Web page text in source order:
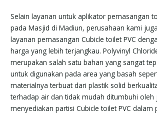
Selain layanan untuk aplikator pemasangan
pada Masjid di Madiun, perusahaan kami
layanan pemasangan Cubicle toilet PVC
harga yang lebih terjangkau. Polyvinyl
merupakan salah satu bahan yang sangat
untuk digunakan pada area yang basah
materialnya terbuat dari plastik solid
terhadap air dan tidak mudah ditumbuhi oleh
menyediakan partisi Cubicle toilet PVC dalam